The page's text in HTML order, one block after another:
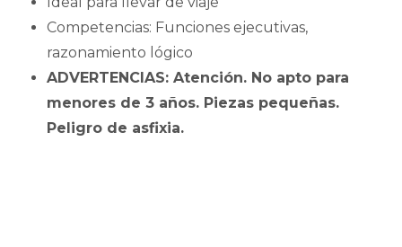
Competencias: Funciones ejecutivas,
razonamiento lógico
ADVERTENCIAS: Atención. No apto para
menores de 3 años. Piezas pequeñas.
Peligro de asfixia.